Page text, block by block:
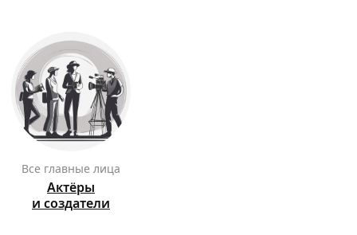
Все главные лица
Актёры
и создатели